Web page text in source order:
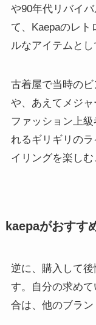
や90年代リバイ
て、Kaepaのレト
ルなアイテムとし
古着屋で当時の
や、あえてメジ
ファッション上
れるギリギリの
イリングを楽しむ
kaepaがおすす
逆に、購入して
す。自分の求め
合は、他のブラン